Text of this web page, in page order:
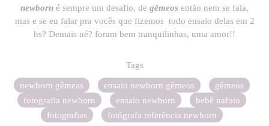
newborn é sempre um desafio, de gêmeos então nem se fala,
mas e se eu falar pra vocês que fizemos todo ensaio delas em 2
hs? Demais né? foram bem tranquilinhas, uma amor!!
Tags
newborn gêmeas
ensaio newborn gêmeos
gêmeos
fotografia newborn
ensaio newborn
bebê nafoto
fotografias
fotógrafa referência newborn